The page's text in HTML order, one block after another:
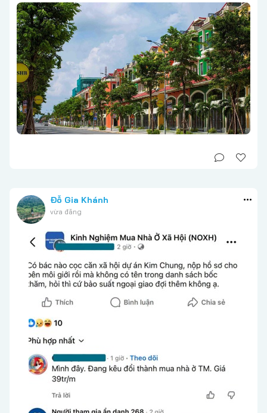
Đỗ Gia Khánh
vừa đăng